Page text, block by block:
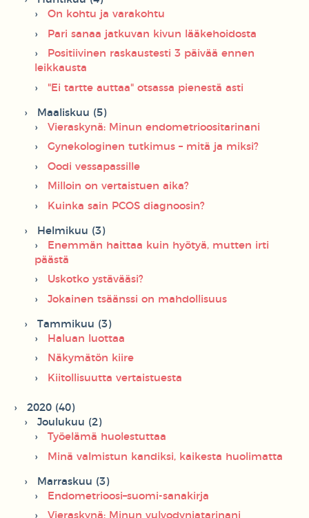
On kohtu ja varakohtu
Pari sanaa jatkuvan kivun lääkehoidosta
Positiivinen raskaustesti 3 päivää ennen
leikkausta
"Ei tartte auttaa" otsassa pienestä asti
Maaliskuu (5)
Vieraskynä: Minun endometrioositarinani
Gynekologinen tutkimus – mitä ja miksi?
Oodi vessapassille
Milloin on vertaistuen aika?
Kuinka sain PCOS diagnoosin?
Helmikuu (3)
Enemmän haittaa kuin hyötyä, mutten irti
päästä
Uskotko ystävääsi?
Jokainen tsäänssi on mahdollisuus
Tammikuu (3)
Haluan luottaa
Näkymätön kiire
Kiitollisuutta vertaistuesta
2020 (40)
Joulukuu (2)
Työelämä huolestuttaa
Minä valmistun kandiksi, kaikesta huolimatta
Marraskuu (3)
Endometrioosi–suomi-sanakirja
Vieraskynä: Minun vulvodyniatarinani